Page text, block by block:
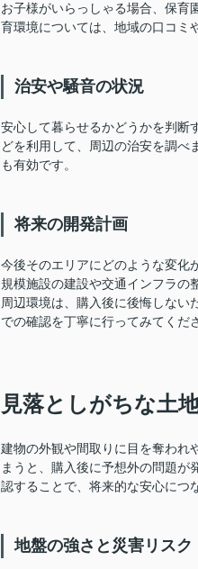
お子様がいらっしゃる場合、保育
育環境については、地域の口コミ
治安や騒音の状況
安心して暮らせるかどうかを判断
どを利用して、周辺の治安を調べ
も有効です。
将来の開発計画
今後そのエリアにどのような変化
規模施設の建設や交通インフラの
周辺環境は、購入後に後悔しない
での確認を丁寧に行ってみてくだ
見落としがちな土
建物の外観や間取りに目を奪われ
まうと、購入後に予想外の問題
認することで、将来的な安心につ
地盤の強さと災害リスク